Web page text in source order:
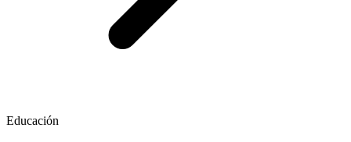
Educación